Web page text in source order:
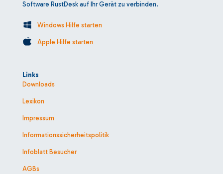
Software RustDesk auf Ihr Gerät zu verbinden.
Windows Hilfe starten
Apple Hilfe starten
Links
Downloads
Lexikon
Impressum
Informationssicherheitspolitik
Infoblatt Besucher
AGBs